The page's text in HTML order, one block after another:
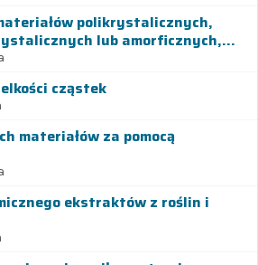
polikrystalicznych,
lub amorficznych,...
cząstek
materiałów za pomocą
ekstraktów z roślin i